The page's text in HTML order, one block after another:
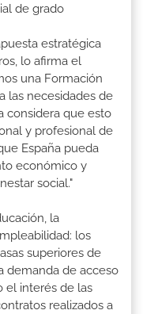
de grado
estratégica
lo afirma el
una Formación
las necesidades de
considera que esto
y profesional de
España pueda
económico y
social."
la
los
superiores de
demanda de acceso
el interés de las
realizados a